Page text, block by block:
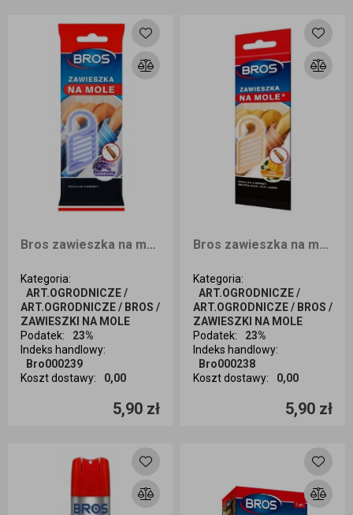
Bros zawieszka na mole lawenda
Kategoria:
ART.OGRODNICZE /
ART.OGRODNICZE / BROS /
ZAWIESZKI NA MOLE
Podatek:
23%
Indeks handlowy:
Bro000239
Koszt dostawy: 0,00
5,90 zł
Ilość sztuk
Bros zawieszka na mole kwiat pomarańczy
Kategoria:
ART.OGRODNICZE /
ART.OGRODNICZE / BROS /
ZAWIESZKI NA MOLE
Podatek:
23%
Indeks handlowy:
Bro000238
Koszt dostawy: 0,00
5,90 zł
Ilość sztuk